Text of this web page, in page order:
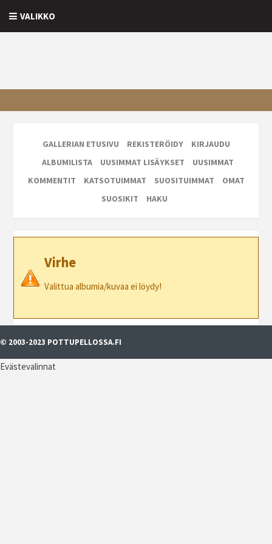
VALIKKO
GALLERIAN ETUSIVU REKISTERÖIDY
KIRJAUDU
ALBUMILISTA
UUSIMMAT LISÄYKSET
UUSIMMAT
KOMMENTIT
KATSOTUIMMAT SUOSITUIMMAT
OMAT
SUOSIKIT
HAKU
Virhe
Valittua albumia/kuvaa ei löydy!
© 2003-2023 POTTUPELLOSSA.FI
Evästevalinnat